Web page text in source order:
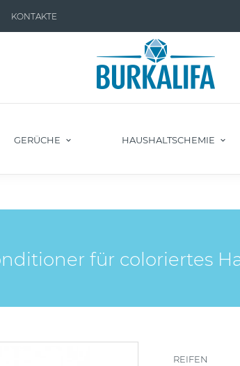
KONTAKTE
GERÜCHE HAUSHALTSCHEMIE
für coloriertes
REIFEN